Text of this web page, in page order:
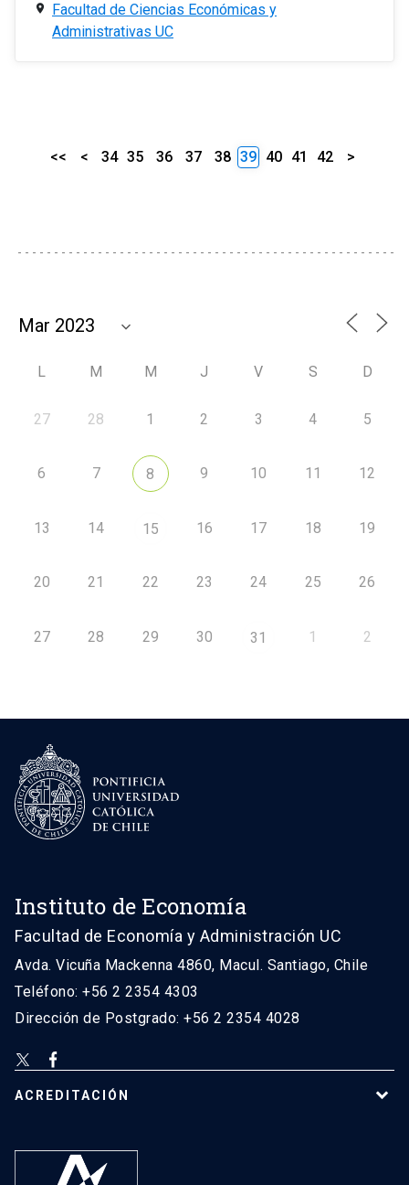
Facultad de Ciencias Económicas y
Administrativas UC
<< < 34 35 36 37 38 39 40 41 42 >
L M M J V S D
27 28 1 2 3 4 5
6 7 8 9 10 11 12
13 14 15 16 17 18 19
20 21 22 23 24 25 26
27 28 29 30 31 1 2
Instituto de Economía
Facultad de Economía y Administración UC
Avda. Vicuña Mackenna 4860, Macul. Santiago, Chile
Teléfono: +56 2 2354 4303
Dirección de Postgrado: +56 2 2354 4028
ACREDITACIÓN